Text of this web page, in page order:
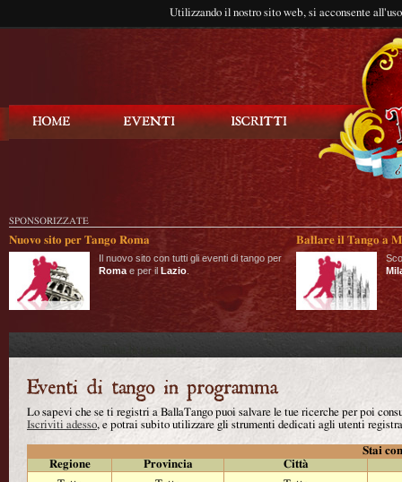
Utilizzando il nostro sito web, si acconsente
SPONSORIZZATE
Nuovo sito per Tango Roma
Il nuovo sito con tutti gli eventi di tango per
Roma e per il Lazio
Ballare il Tango a
Lo sapevi che se ti registri a BallaTango puoi salvare le tue ricerche per poi
Iscriviti adesso, e potrai subito utilizzare gli strumenti dedicati agli utenti
Stai
Regione
Provincia
Città